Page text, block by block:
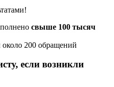
свыше 100 тысяч
около 200 обращений
если возникли